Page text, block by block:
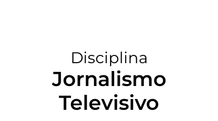
Disciplina
Jornalismo
Televisivo